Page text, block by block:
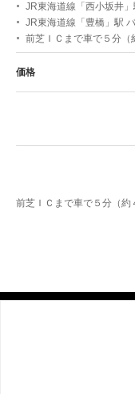
JR東海道線「西小坂井
JR東海道線「豊橋」駅
前芝ＩＣまで車で５分（
価格
前芝ＩＣまで車で５分（約